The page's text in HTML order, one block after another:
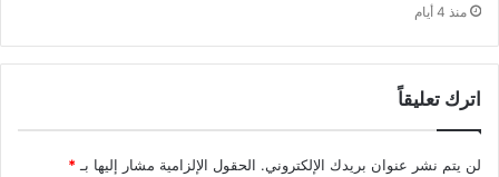
منذ 4 أيام
اترك تعليقاً
لن يتم نشر عنوان بريدك الإلكتروني. الحقول الإلزامية مشار إليها بـ *